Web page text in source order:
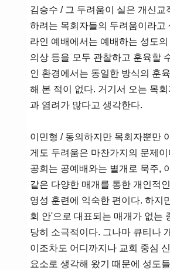
김승수 / 그 두려움이 실은 개신교
하려는 목회자들의 두려움이라고
라인 예배에서는 예배하는 성도
의상 등을 모두 관찰하고 훈육할
인 환경에서는 동일한 방식의 훈
해 본 적이 없다. 거기서 오는 목
과 염려가 많다고 생각한다.
이민형 / 동의하지만 목회자뿐만
게도 두려움은 마찬가지의 문제
공회는 공예배와는 별개로 묵주,
같은 다양한 매개를 통한 개인적
영성 훈련에 익숙한 편이다. 하지
회 안'으로 대표되는 매개가 없는
당히 소극적이다. 그나마 큐티나
이조차도 어디까지나 교회 중심
요소로 생각해 왔기 때문에 성도